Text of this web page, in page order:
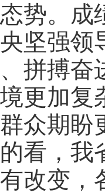
势。成
坚强领
拼搏奋
更加复
众期盼
看，我
改变，